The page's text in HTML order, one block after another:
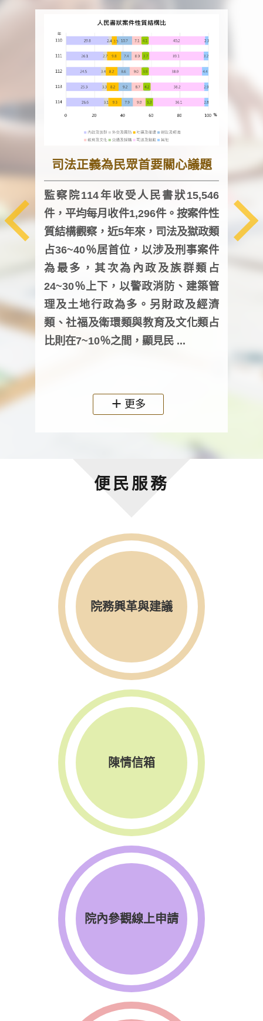
司法正義為民眾首要關心議題
監察院114年收受人民書狀15,546
件，平均每月收件1,296件。按案件性
質結構觀察，近5年來，司法及獄政類
占36~40％居首位，以涉及刑事案件
為最多，其次為內政及族群類占
24~30％上下，以警政消防、建築管
理及土地行政為多。另財政及經濟
類、社福及衛環類與教育及文化類占
比則在7~10％之間，顯見民 ...
監
均每
人
更多
便民服務
院務興革與建議
陳情信箱
院內參觀線上申請